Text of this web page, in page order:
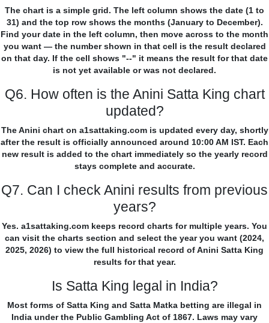
The chart is a simple grid. The left column shows the date (1 to
31) and the top row shows the months (January to December).
Find your date in the left column, then move across to the month
you want — the number shown in that cell is the result declared
on that day. If the cell shows "--" it means the result for that date
is not yet available or was not declared.
Q6. How often is the Anini Satta King chart
updated?
The Anini chart on a1sattaking.com is updated every day, shortly
after the result is officially announced around 10:00 AM IST. Each
new result is added to the chart immediately so the yearly record
stays complete and accurate.
Q7. Can I check Anini results from previous
years?
Yes. a1sattaking.com keeps record charts for multiple years. You
can visit the charts section and select the year you want (2024,
2025, 2026) to view the full historical record of Anini Satta King
results for that year.
Is Satta King legal in India?
Most forms of Satta King and Satta Matka betting are illegal in
India under the Public Gambling Act of 1867. Laws may vary